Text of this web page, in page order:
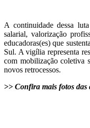
A continuidade dessa
salarial, valorização
educadoras(es) que
Sul. A vigília representa
com mobilização coletiva
novos retrocessos.
>> Confira mais fotos das